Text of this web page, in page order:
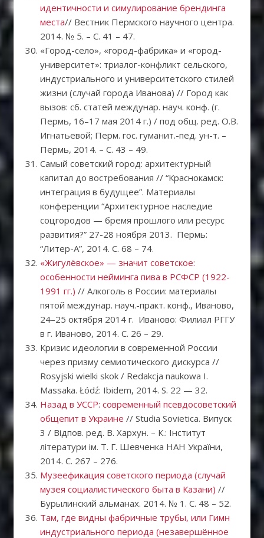
идентичности и симулирование брендинга
места// Вестник Пермского научного центра.
2014. № 5. – С. 41 – 47.
«Город-село», «город-фабрика» и «город-
университет»: триалог-конфликт сельского,
индустриального и университетского стилей
жизни (случай города Иванова) // Город как
вызов: сб. статей междунар. науч. конф. (г.
Пермь, 16–17 мая 2014 г.) / под общ. ред. О.В.
Игнатьевой; Перм. гос. гуманит.-пед. ун-т. –
Пермь, 2014. – С. 43 – 49.
Самый советский город: архитектурный
капитал до востребования // “Краснокамск:
интеграция в будущее”. Материалы
конференции “Архитектурное наследие
соцгородов — бремя прошлого или ресурс
развития?” 27-28 ноября 2013. Пермь:
“Литер-А”, 2014. С. 68 – 74.
«Жигулёвское» — значит советское:
особенности нейминга пива в РСФСР (1922-
1991 гг.) // Алкоголь в России: материалы
пятой междунар. науч.-практ. конф., Иваново,
24–25 октября 2014 г. Иваново: Филиал РГГУ
в г. Иваново, 2014. С. 26 – 29.
Кризис идеологии в современной России
через призму семиотического дискурса //
Rosyjski wielki skok / Redakcja naukowa I.
Massaka. Łódź: Ibidem, 2014. S. 22 — 32.
Назад в УССР: современный псевдосоветский
общепит в Украине // Studia Sovietica. Випуск
3 / Відпов. ред. В. Хархун. – К.: Інститут
літератури ім. Т. Г. Шевченка НАН України,
2014. С. 267 – 276.
Музеефикация советского периода (случай
музея социалистического быта в Казани) //
Бурылинский альманах. 2014. № 1. С. 48 – 52.
Там, где видны фабричные трубы, или Гимн
индустриального периода (незавершённое